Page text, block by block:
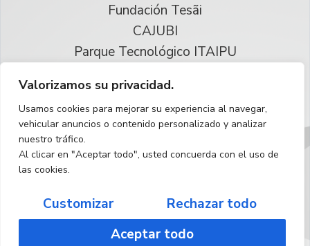
Valorizamos su privacidad.
Usamos cookies para mejorar su experiencia al navegar,
vehicular anuncios o contenido personalizado y analizar
nuestro tráfico.
Al clicar en "Aceptar todo", usted concuerda con el uso de
las cookies.
Customizar
Rechazar todo
Aceptar todo
Fundación Tesãi
CAJUBI
Parque Tecnológico ITAIPU
Reservados todos los derechos
Español